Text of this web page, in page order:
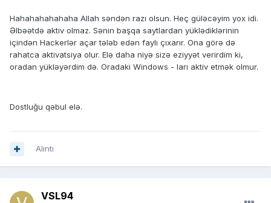
Hahahahahahaha Allah səndən razı olsun. Heç güləcəyim yox idi.
Əlbəətdə aktiv olmaz. Sənin başqa saytlardan yüklədiklərinin
içindən Hackerlər açar tələb edən faylı çıxarır. Ona görə də
rahatca aktivatsiya olur. Elə daha niyə sizə eziyyət verirdim ki,
oradan yükləyərdim də. Oradaki Windows - ları aktiv etmək olmur.
Dostluğu qəbul elə.
Alıntı
VSL94